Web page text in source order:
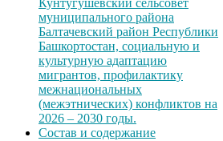
Кунтугушевский сельсовет
муниципального района
Балтачевский район Республики
Башкортостан, социальную и
культурную адаптацию
мигрантов, профилактику
межнациональных
(межэтнических) конфликтов на
2026 – 2030 годы.
Состав и содержание